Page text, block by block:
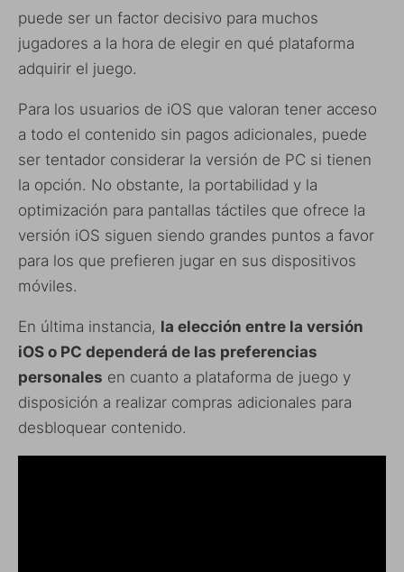
puede ser un factor decisivo para muchos
jugadores a la hora de elegir en qué plataforma
adquirir el juego.
Para los usuarios de iOS que valoran tener acceso
a todo el contenido sin pagos adicionales, puede
ser tentador considerar la versión de PC si tienen
la opción. No obstante, la portabilidad y la
optimización para pantallas táctiles que ofrece la
versión iOS siguen siendo grandes puntos a favor
para los que prefieren jugar en sus dispositivos
móviles.
En última instancia, la elección entre la versión
iOS o PC dependerá de las preferencias
personales en cuanto a plataforma de juego y
disposición a realizar compras adicionales para
desbloquear contenido.